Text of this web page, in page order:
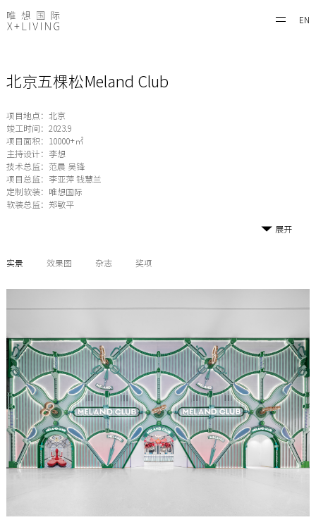
EN
北京五棵松Meland Club
项目地点：北京
竣工时间：2023.9
项目面积：10000+㎡
主持设计：李想
技术总监：范晨 吴锋
项目总监：李亚萍 钱慧兰
定制软装：唯想国际
软装总监：郑敏平
展开
实景 效果图 杂志 奖项